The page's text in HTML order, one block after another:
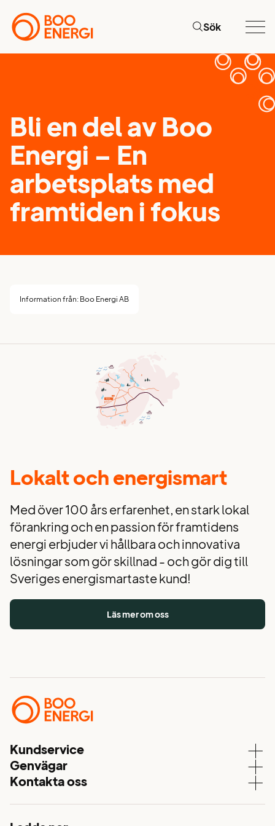
Sök
Bli en del av Boo
Energi – En
arbetsplats med
framtiden i fokus
Information från: Boo Energi AB
Lokalt och energismart
Med över 100 års erfarenhet, en stark lokal
förankring och en passion för framtidens
energi erbjuder vi hållbara och innovativa
lösningar som gör skillnad - och gör dig till
Sveriges energismartaste kund!
Läs mer om oss
Kundservice
Kundservice
Aktuell driftstatus
Mina sidor
Genvägar
Våra elavtal
Kontakta oss